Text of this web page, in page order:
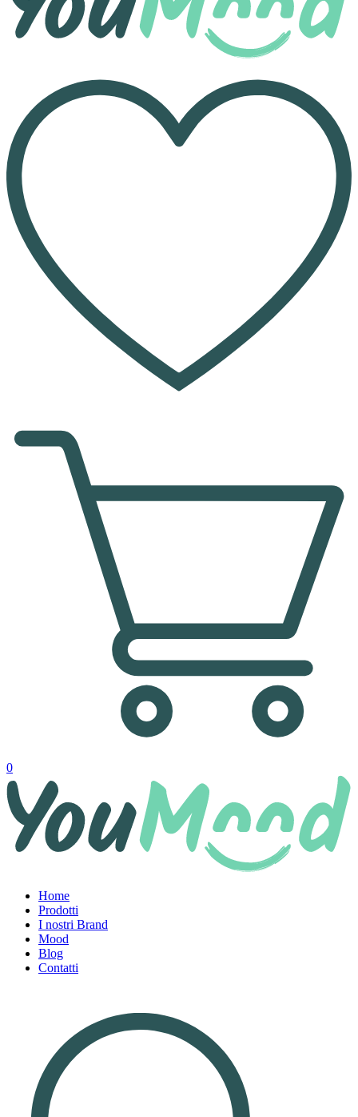
0
Home
Prodotti
I nostri Brand
Mood
Blog
Contatti